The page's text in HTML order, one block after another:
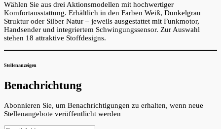
Wählen Sie aus drei Aktionsmodellen mit hochwertiger
Komfortausstattung. Erhältlich in den Farben Weiß, Dunkelgrau
Struktur oder Silber Natur – jeweils ausgestattet mit Funkmotor,
Handsender und integriertem Schwingungssensor. Zur Auswahl
stehen 18 attraktive Stoffdesigns.
Stellenanzeigen
Benachrichtung
Abonnieren Sie, um Benachrichtigungen zu erhalten, wenn neue
Stellenangebote veröffentlicht werden